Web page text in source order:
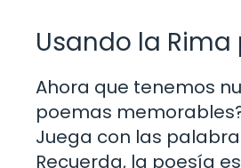
Usando la
Ahora que tenemos
poemas
Juega con las
Recuerda, la poesía